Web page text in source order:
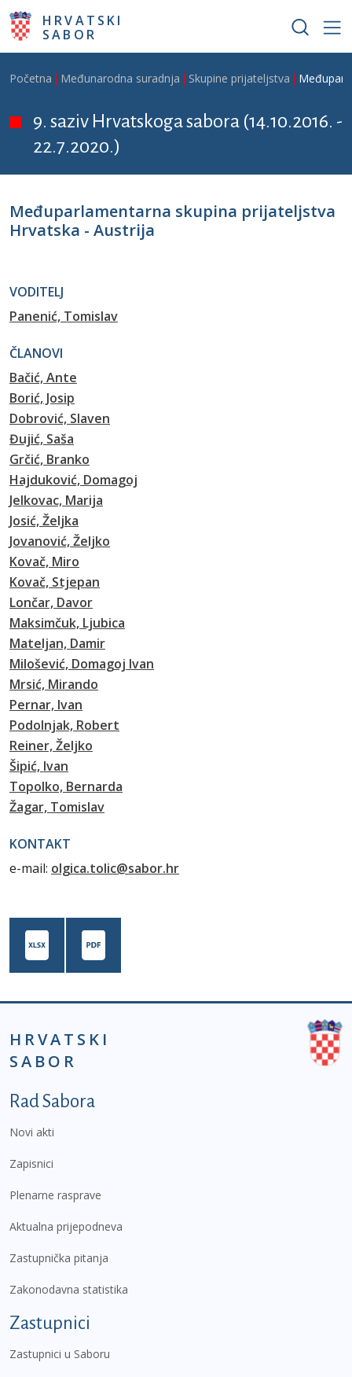
Skoči na glavni sadržaj
HRVATSKI
SABOR
Breadcrumb
Početna Međunarodna suradnja Skupine prijateljstva
9. saziv Hrvatskoga sabora (14.10.2016. -
22.7.2020.)
Međuparlamentarna skupina prijateljstva
Hrvatska - Austrija
VODITELJ
Panenić, Tomislav
ČLANOVI
Bačić, Ante
Borić, Josip
Dobrović, Slaven
Đujić, Saša
Grčić, Branko
Hajduković, Domagoj
Jelkovac, Marija
Josić, Željka
Jovanović, Željko
Kovač, Miro
Kovač, Stjepan
Lončar, Davor
Maksimčuk, Ljubica
Mateljan, Damir
Milošević, Domagoj Ivan
Mrsić, Mirando
Pernar, Ivan
Podolnjak, Robert
Reiner, Željko
Šipić, Ivan
Topolko, Bernarda
Žagar, Tomislav
KONTAKT
e-mail: olgica.tolic@sabor.hr
HRVATSKI
SABOR
Podnožje prvi izbornik
Rad Sabora
Novi akti
Zapisnici
Plenarne rasprave
Aktualna prijepodneva
Zastupnička pitanja
Zakonodavna statistika
Zastupnici
Zastupnici u Saboru